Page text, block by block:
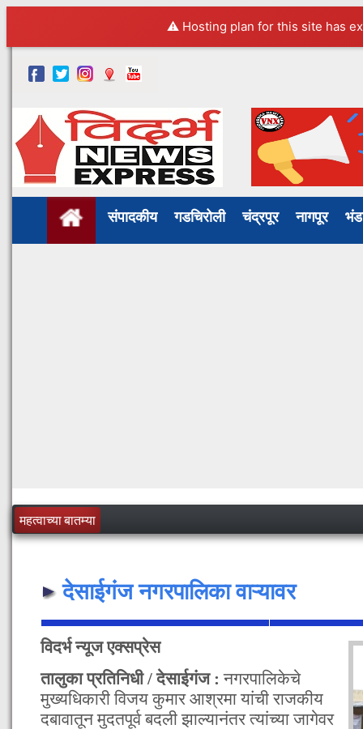
⚠️ Hosting plan for this site has
संपादकीय गडचिरोली चंद्रपूर नागपूर
महत्वाच्या बातम्या
देसाईगंज नगरपालिका वाऱ्यावर
विदर्भ न्यूज एक्सप्रेस
तालुका प्रतिनिधी / देसाईगंज : नगरपालिकेचे
मुख्यधिकारी विजय कुमार आश्रमा यांची राजकीय
दबावातून मुदतपूर्व बदली झाल्यानंतर त्यांच्या जागेवर